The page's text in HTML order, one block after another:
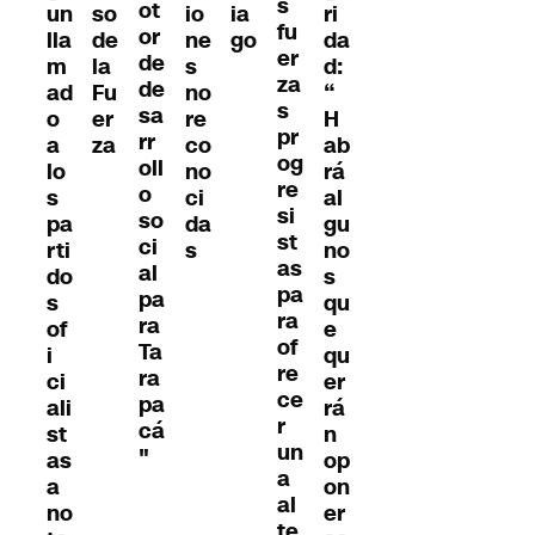
un
lla
m
ad
o
a
lo
s
pa
rti
do
s
of
i
ci
ali
st
as
a
no
so
de
la
Fu
er
za
ot
or
de
de
sa
rr
oll
o
so
ci
al
pa
ra
Ta
ra
pa
cá
"
io
ne
s
no
re
co
no
ci
da
s
ia
go
fu
er
za
s
pr
og
re
si
st
as
pa
ra
of
re
ce
r
un
a
al
ri
da
d:
“
H
ab
rá
al
gu
no
s
qu
e
qu
er
rá
n
op
on
er